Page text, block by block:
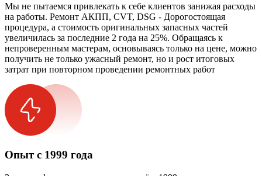
Мы не пытаемся привлекать к себе клиентов занижая расходы
на работы. Ремонт АКПП, CVT, DSG - Дорогостоящая
процедура, а стоимость оригинальных запасных частей
увеличилась за последние 2 года на 25%. Обращаясь к
непроверенным мастерам, основываясь только на цене, можно
получить не только ужасный ремонт, но и рост итоговых
затрат при повторном проведении ремонтных работ
Опыт с 1999 года